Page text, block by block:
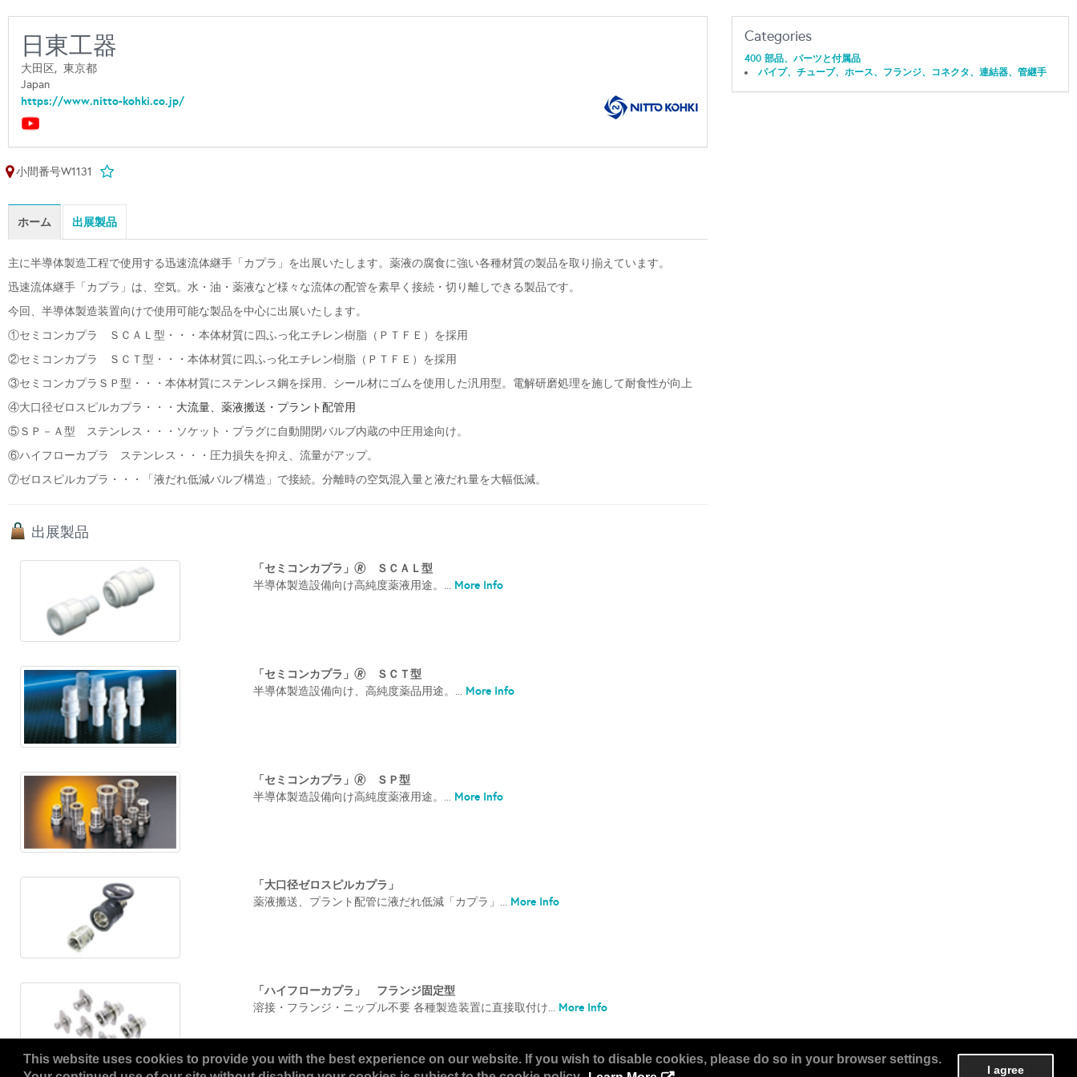
This website uses cookies to provide you with the best experience on our website. If you wish to disable cookies, please do so in your browser settings.
I agree
日東工器
大田区, 東京都
Japan
https://www.nitto-kohki.co.jp/
小間番号W1131
ホーム 出展製品
主に半導体製造工程で使用する迅速流体継手「カプラ」を出展いたします。薬液の腐食に強い各種材質の製品を取り揃えています。
迅速流体継手「カプラ」は、空気。水・油・薬液など様々な流体の配管を素早く接続・切り離しできる製品です。
今回、半導体製造装置向けで使用可能な製品を中心に出展いたします。
①セミコンカプラ ＳＣＡＬ型・・・本体材質に四ふっ化エチレン樹脂（ＰＴＦＥ）を採用
②セミコンカプラ ＳＣＴ型・・・本体材質に四ふっ化エチレン樹脂（ＰＴＦＥ）を採用
③セミコンカプラＳＰ型・・・本体材質にステンレス鋼を採用、シール材にゴムを使用した汎用型。電解研磨処理を施して耐食性が向上
④大口径ゼロスピルカプラ・・・ 大流量、薬液搬送・プラント配管用
⑤ＳＰ－Ａ型 ステンレス・・・ソケット・プラグに自動開閉バルブ内蔵の中圧用途向け。
⑥ハイフローカプラ ステンレス・・・圧力損失を抑え、流量がアップ。
⑦ゼロスピルカプラ・・・「液だれ低減バルブ構造」で接続。分離時の空気混入量と液だれ量を大幅低減。
出展製品
「セミコンカプラ」🄬 ＳＣＡＬ型
半導体製造設備向け高純度薬液用途。...More Info
「セミコンカプラ」🄬 ＳＣＴ型
半導体製造設備向け、高純度薬品用途。...More Info
「セミコンカプラ」🄬 ＳＰ型
半導体製造設備向け高純度薬液用途。...More Info
「大口径ゼロスピルカプラ」
薬液搬送、プラント配管に液だれ低減「カプラ」...More Info
「ハイフローカプラ」 フランジ固定型
溶接・フランジ・ニップル不要 各種製造装置に直接取付け...More Info
Categories
400 部品、パーツと付属品
パイプ、チューブ、ホース、フランジ、コネクタ、連結器、管継手